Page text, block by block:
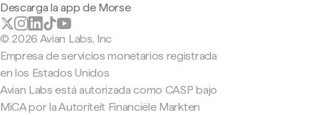
Descarga la app de Morse
© 2026 Avian Labs, Inc
Empresa de servicios monetarios registrada
en los Estados Unidos
Avian Labs está autorizada como CASP bajo
MiCA por la Autoriteit Financiële Markten